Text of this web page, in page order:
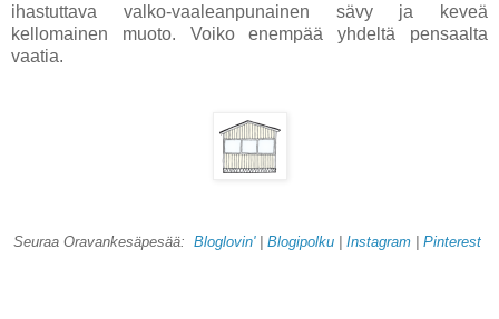
ihastuttava valko-vaaleanpunainen sävy ja keveä
kellomainen muoto. Voiko enempää yhdeltä pensaalta
vaatia.
Seuraa Oravankesäpesää: Bloglovin'| Blogipolku Instagram Pinterest